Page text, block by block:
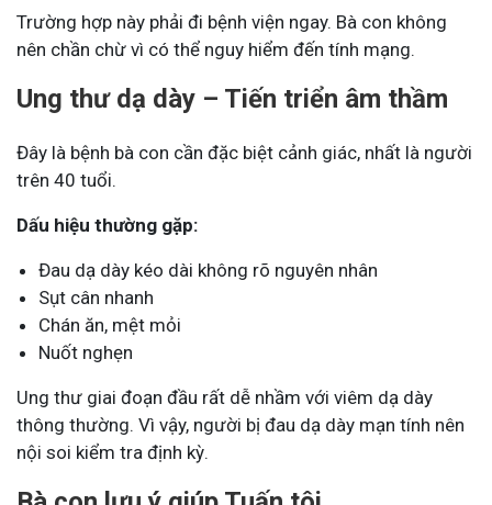
Trường hợp này phải đi bệnh viện ngay. Bà con không
nên chần chừ vì có thể nguy hiểm đến tính mạng.
Ung thư dạ dày – Tiến triển âm thầm
Đây là bệnh bà con cần đặc biệt cảnh giác, nhất là người
trên 40 tuổi.
Dấu hiệu thường gặp:
Đau dạ dày kéo dài không rõ nguyên nhân
Sụt cân nhanh
Chán ăn, mệt mỏi
Nuốt nghẹn
Ung thư giai đoạn đầu rất dễ nhầm với viêm dạ dày
thông thường. Vì vậy, người bị đau dạ dày mạn tính nên
nội soi kiểm tra định kỳ.